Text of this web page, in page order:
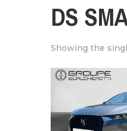
DS
Showing the